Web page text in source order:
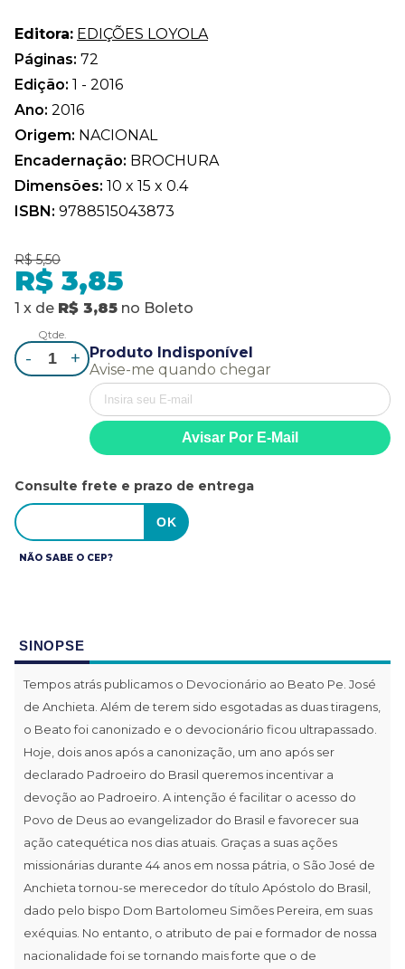
Editora: EDIÇÕES LOYOLA
Páginas: 72
Edição: 1 - 2016
Ano: 2016
Origem: NACIONAL
Encadernação: BROCHURA
Dimensões: 10 x 15 x 0.4
ISBN: 9788515043873
R$ 5,50
R$ 3,85
1 x de R$ 3,85 no Boleto
Qtde.
- +
Produto Indisponível
Avise-me quando chegar
Consulte frete e prazo de entrega
NÃO SABE O CEP?
SINOPSE
Tempos atrás publicamos o Devocionário ao Beato Pe. José
de Anchieta. Além de terem sido esgotadas as duas tiragens,
o Beato foi canonizado e o devocionário ficou ultrapassado.
Hoje, dois anos após a canonização, um ano após ser
declarado Padroeiro do Brasil queremos incentivar a
devoção ao Padroeiro. A intenção é facilitar o acesso do
Povo de Deus ao evangelizador do Brasil e favorecer sua
ação catequética nos dias atuais. Graças a suas ações
missionárias durante 44 anos em nossa pátria, o São José de
Anchieta tornou-se merecedor do título Apóstolo do Brasil,
dado pelo bispo Dom Bartolomeu Simões Pereira, em suas
exéquias. No entanto, o atributo de pai e formador de nossa
nacionalidade foi se tornando mais forte que o de